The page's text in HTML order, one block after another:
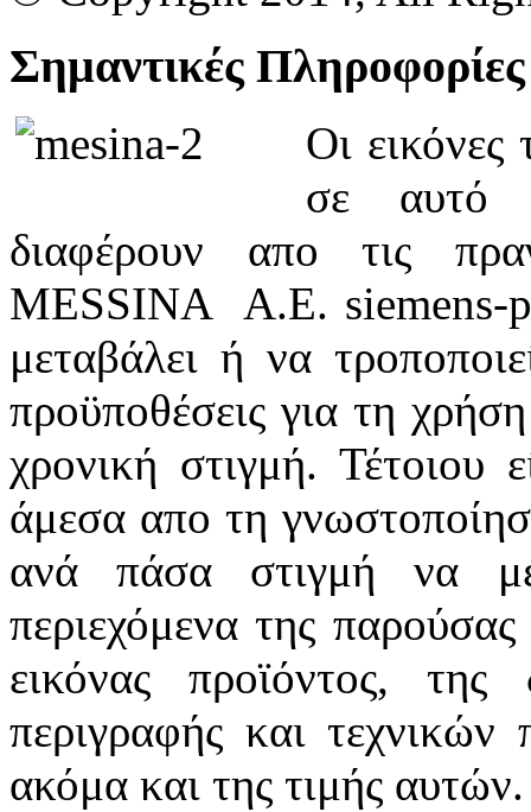
Σημαντικές Πληροφορίες
Οι εικόνες
σε αυτό
διαφέρουν απο τις
MESSINA A.Ε. siemens-
μεταβάλει ή να
προϋποθέσεις για τη
χρονική στιγμή. Τέτοιου
άμεσα απο τη
ανά πάσα στιγμή να
περιεχόμενα της
εικόνας προϊόντος, της
περιγραφής και
ακόμα και της τιμής αυτών.